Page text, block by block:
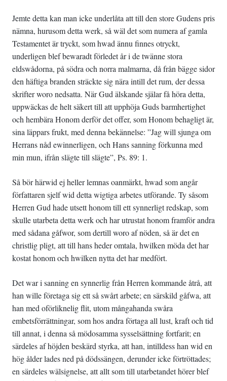
Jemte detta kan man icke underlåta att till den store Gudens pris
nämna, hurusom detta werk, så wäl det som numera af gamla
Testamentet är tryckt, som hwad ännu finnes otryckt,
underligen blef bewaradt förledet år i de twänne stora
eldswådorna, på södra och norra malmarna, då från bägge sidor
den häftiga branden sträckte sig nära intill det rum, der dessa
skrifter woro nedsatta. När Gud älskande själar få höra detta,
uppwäckas de helt säkert till att upphöja Guds barmhertighet
och hembära Honom derför det offer, som Honom behagligt är,
sina läppars frukt, med denna bekännelse: ”Jag will sjunga om
Herrans nåd ewinnerligen, och Hans sanning förkunna med
min mun, ifrån slägte till slägte”, Ps. 89: 1.
Så bör härwid ej heller lemnas oanmärkt, hwad som angår
författaren sjelf wid detta wigtiga arbetes utförande. Ty såsom
Herren Gud hade utsett honom till ett synnerligt redskap, som
skulle utarbeta detta werk och har utrustat honom framför andra
med sådana gåfwor, som dertill woro af nöden, så är det en
christlig pligt, att till hans heder omtala, hwilken möda det har
kostat honom och hwilken nytta det har medfört.
Det war i sanning en synnerlig från Herren kommande åtrå, att
han wille företaga sig ett så swårt arbete; en särskild gåfwa, att
han med oförliknelig flit, utom mångahanda swåra
embetsförrättningar, som hos andra förtaga all lust, kraft och tid
till annat, i denna så mödosamma sysselsättning fortfarit; en
särdeles af höjden beskärd styrka, att han, intilldess han wid en
hög ålder lades ned på dödssängen, derunder icke förtröttades;
en särdeles wälsignelse, att allt som till utarbetandet hörer blef